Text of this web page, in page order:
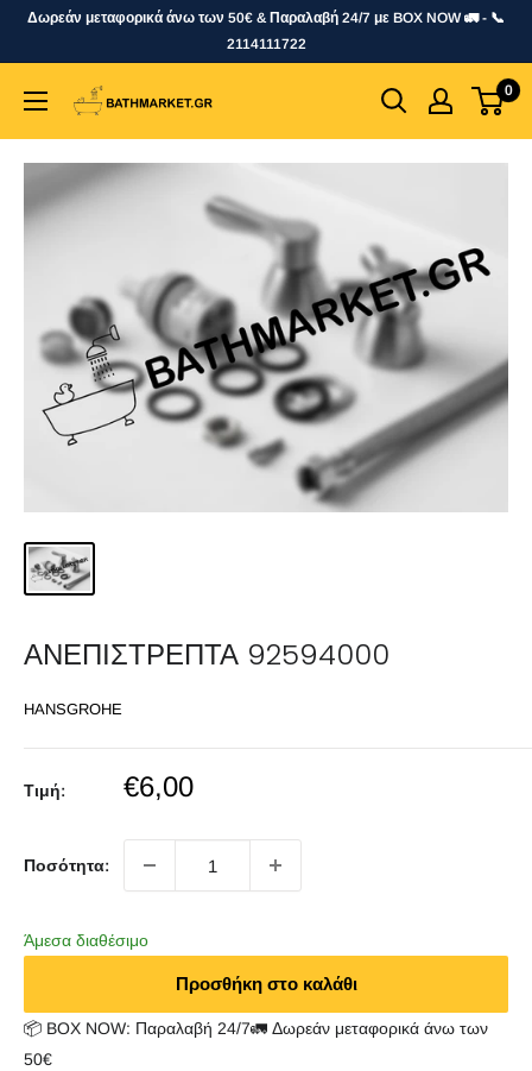
SkipΔωρεάν μεταφορικά άνω των 50€ & Παραλαβή 24/7 με BOX NOW 🚛 - 📞
2114111722
bathmarket.gr 0
ΑΝΕΠΙΣΤΡΕΠΤΑ 92594000
HANSGROHE
Τιμή:
Sale
€6,00
Ποσότητα:
Άμεσα διαθέσιμο
Προσθήκη στο καλάθι
📦 BOX NOW: Παραλαβή 24/7🚛 Δωρεάν μεταφορικά άνω των
50€